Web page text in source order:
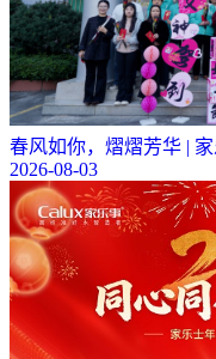
春风如你，熠熠芳华 |
2026-08-03